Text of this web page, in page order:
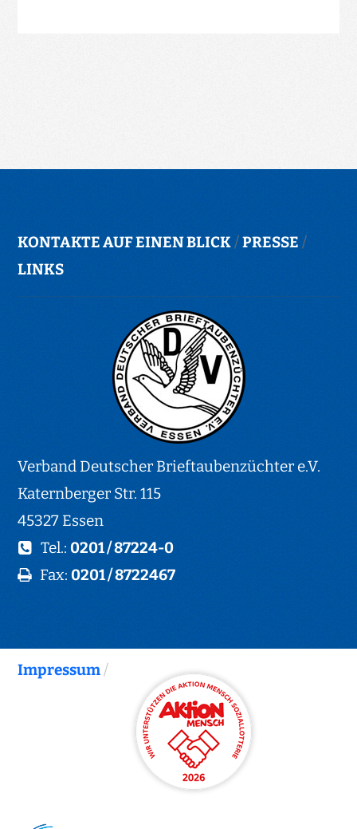
KONTAKTE AUF EINEN BLICK/PRESSE /
LINKS
Verband Deutscher Brieftaubenzüchter e.V.
Katernberger Str. 115
45327 Essen
Tel.:0201 / 87224-0
Fax:0201 / 8722467
Impressum/